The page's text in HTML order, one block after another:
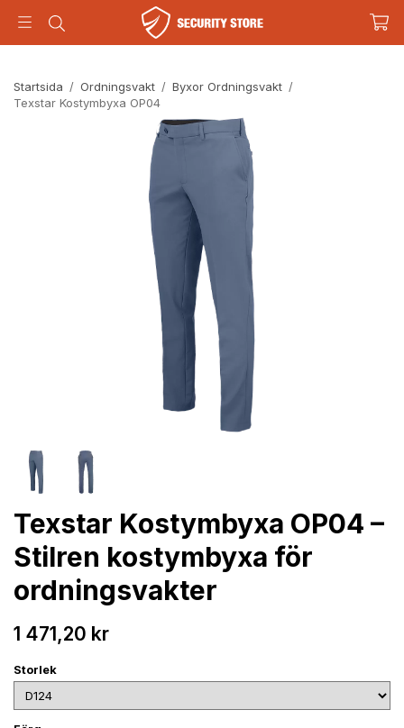
Startsida / Ordningsvakt / Byxor Ordningsvakt /
Texstar Kostymbyxa OP04
Texstar Kostymbyxa OP04 –
Stilren kostymbyxa för
ordningsvakter
1 471,20 kr
Storlek